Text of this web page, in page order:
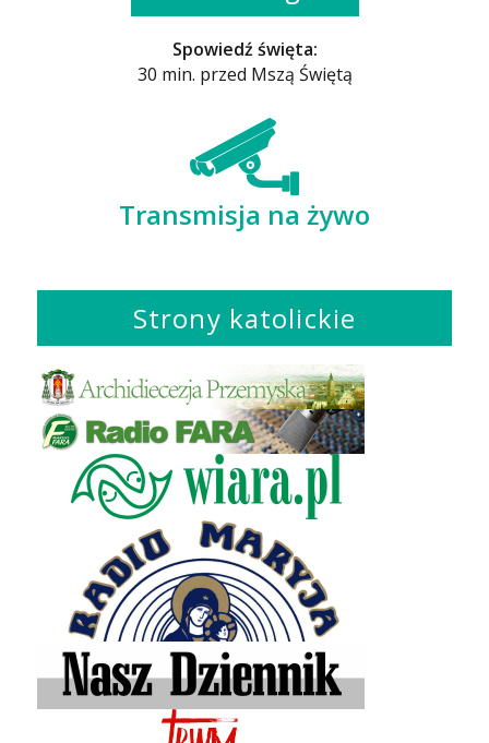
Spowiedź święta:
30 min. przed Mszą Świętą
Transmisja na żywo
Strony katolickie